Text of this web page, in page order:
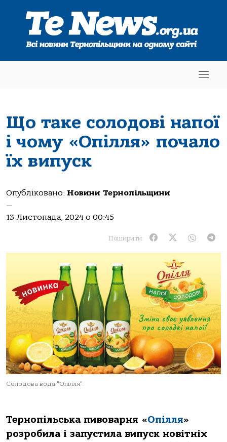
Що таке солодові напої
і чому «Опілля» почало
їх випуск
Опубліковано: Новини Тернопільщини
—
13 Листопада, 2024 о 00:45
Поширити:
Солодова вода "Опілля".
Тернопільська пивоварня «Опілля»
розробила і запустила випуск новітніх